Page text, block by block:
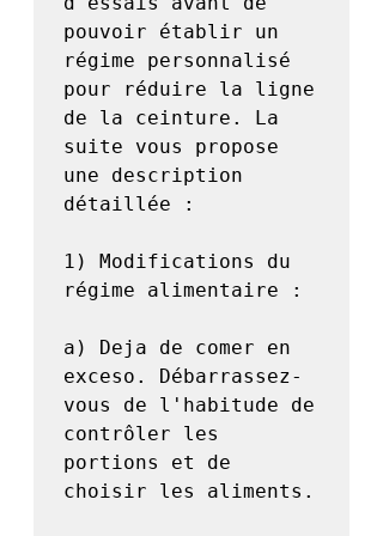
pouvoir établir un
régime personnalisé
pour réduire la ligne
de la ceinture. La
suite vous propose
une description
détaillée :
1) Modifications du
régime alimentaire :
a) Deja de comer en
exceso. Débarrassez-
vous de l'habitude de
contrôler les
portions et de
choisir les aliments.